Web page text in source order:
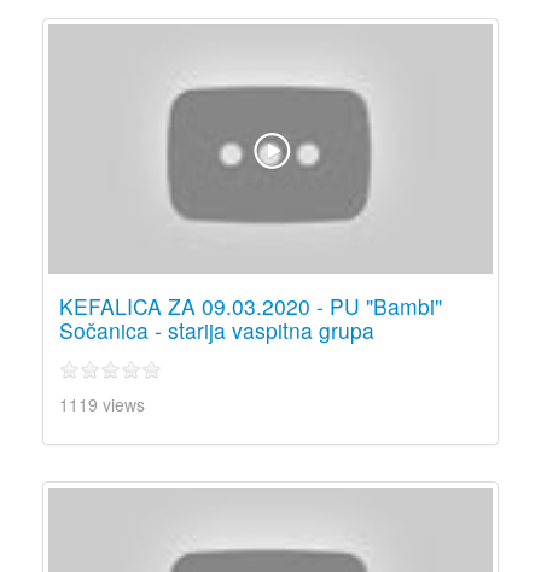
KEFALICA ZA 09.03.2020 - PU "Bambi"
Sočanica - starija vaspitna grupa
1119 views